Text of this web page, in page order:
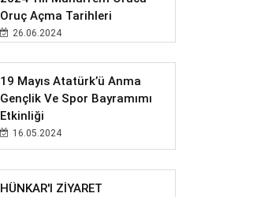
Oruç Açma Tarihleri
26.06.2024
19 Mayıs Atatürk’ü Anma
Gençlik Ve Spor Bayramımı
Etkinliği
16.05.2024
HÜNKAR'I ZİYARET